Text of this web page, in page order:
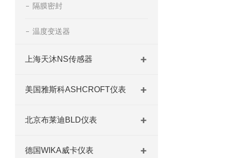
隔膜密封
温度变送器
上海天沐NS传感器
美国雅斯科ASHCROFT仪表
北京布莱迪BLD仪表
德国WIKA威卡仪表